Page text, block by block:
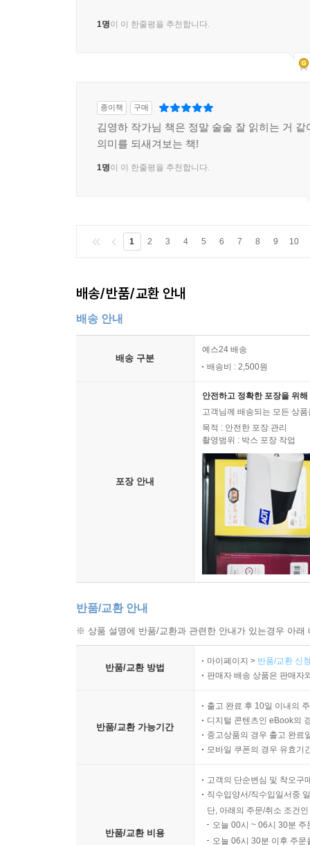
1명이 이 한줄평을 추천합니다.
종이책 구매
김영하 작가님 책은 정말 술술 잘 읽히는 거 같
의미를 되새겨보는 책!
1명이 이 한줄평을 추천합니다.
1 2 3 4 5 6 7 8 9 10
배송/반품/교환 안내
배송 안내
배송 구분
예스24 배송
배송비 : 2,500원
포장 안내
안전하고 정확한 포장을 위
고객님께 배송되는 모든 상
목적 : 안전한 포장 관리
촬영범위 : 박스 포장 작업
반품/교환 안내
※ 상품 설명에 반품/교환과 관련한 안내가 있는경우 아
반품/교환 방법
마이페이지 > 반품/교환 신
판매자 배송 상품은 판매자
반품/교환 가능기간
출고 완료 후 10일 이내의
디지털 콘텐츠인 eBook의
중고상품의 경우 출고 완료
모바일 쿠폰의 경우 유효기
반품/교환 비용
고객의 단순변심 및 착오구
직수입양서/직수입일서중
단, 아래의 주문/취소 조건
오늘 00시 ~ 06시 30분
오늘 06시 30분 이후 주